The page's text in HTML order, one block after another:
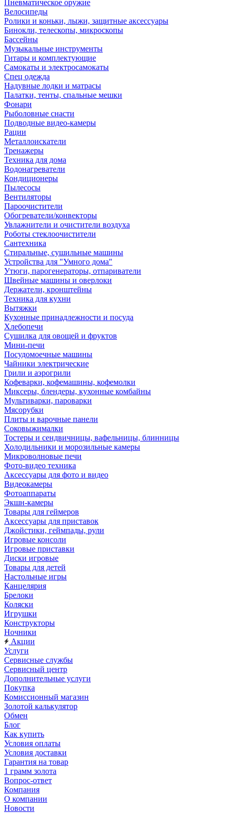
Пневматическое оружие
Велосипеды
Ролики и коньки, лыжи, защитные аксессуары
Бинокли, телескопы, микроскопы
Бассейны
Музыкальные инструменты
Гитары и комплектующие
Самокаты и электросамокаты
Спец одежда
Надувные лодки и матрасы
Палатки, тенты, спальные мешки
Фонари
Рыболовные снасти
Подводные видео-камеры
Рации
Металлоискатели
Тренажеры
Техника для дома
Водонагреватели
Кондиционеры
Пылесосы
Вентиляторы
Пароочистители
Обогреватели/конвекторы
Увлажнители и очистители воздуха
Роботы стеклоочистители
Сантехника
Стиральные, сушильные машины
Устройства для "Умного дома"
Утюги, парогенераторы, отпариватели
Швейные машины и оверлоки
Держатели, кронштейны
Техника для кухни
Вытяжки
Кухонные принадлежности и посуда
Хлебопечи
Сушилка для овощей и фруктов
Мини-печи
Посудомоечные машины
Чайники электрические
Грили и аэрогрили
Кофеварки, кофемашины, кофемолки
Миксеры, блендеры, кухонные комбайны
Мультиварки, пароварки
Мясорубки
Плиты и варочные панели
Соковыжималки
Тостеры и сендвичницы, вафельницы, блинницы
Холодильники и морозильные камеры
Микроволновые печи
Фото-видео техника
Аксессуары для фото и видео
Видеокамеры
Фотоаппараты
Экшн-камеры
Товары для геймеров
Аксессуары для приставок
Джойстики, геймпады, рули
Игровые консоли
Игровые приставки
Диски игровые
Товары для детей
Настольные игры
Канцелярия
Брелоки
Коляски
Игрушки
Конструкторы
Ночники
Акции
Услуги
Сервисные службы
Сервисный центр
Дополнительные услуги
Покупка
Комиссионный магазин
Золотой калькулятор
Обмен
Блог
Как купить
Условия оплаты
Условия доставки
Гарантия на товар
1 грамм золота
Вопрос-ответ
Компания
О компании
Новости